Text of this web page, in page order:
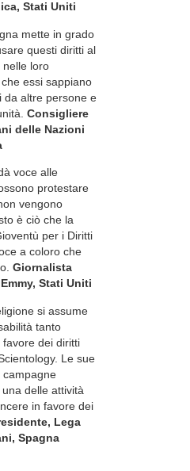
Stati Uniti
mette in grado
questi diritti al
nelle loro
essi sappiano
da altre persone e
Consigliere
delle Nazioni
voce alle
protestare
vengono
è ciò che la
per i Diritti
a coloro che
Giornalista
Stati Uniti
si assume
tanto
dei diritti
Le sue
campagne
delle attività
in favore dei
Lega
Spagna